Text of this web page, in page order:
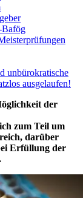
Bafög
unbürokratische
ausgelaufen!
der
zum Teil um
darüber
Erfüllung der